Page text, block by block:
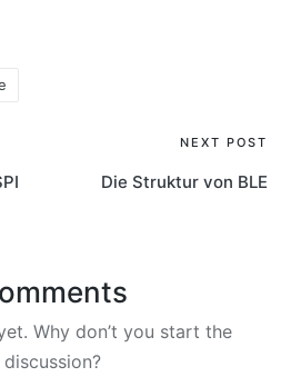
NEXT POST
Die Struktur von BLE
Why don’t you start the
discussion?